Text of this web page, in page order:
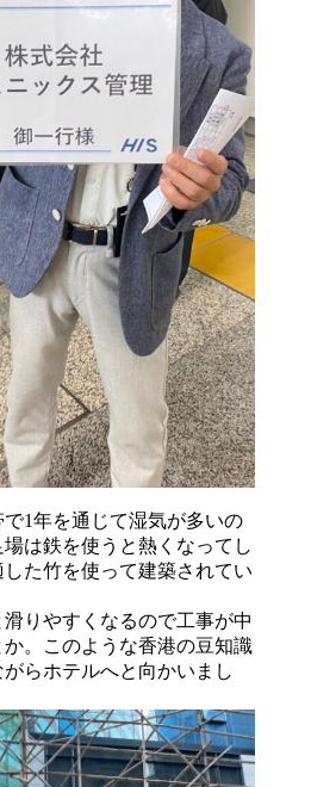
1年を通じて湿気が多いの
は鉄を使うと熱くなってし
た竹を使って建築されてい
りやすくなるので工事が中
。このような香港の豆知識
らホテルへと向かいまし